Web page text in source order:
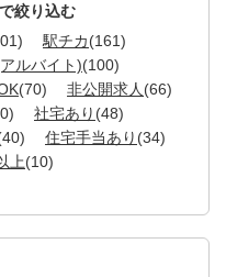
絞り込む
駅チカ(161)
ルバイト)(100)
(70) 非公開求人 (66)
社宅あり (48)
住宅手当あり (34)
上(10)